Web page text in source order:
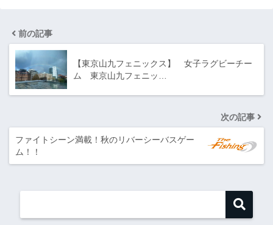
前の記事
【東京山九フェニックス】 女子ラグビーチー
ム 東京山九フェニッ…
次の記事
ファイトシーン満載！秋のリバーシーバスゲー
ム！！